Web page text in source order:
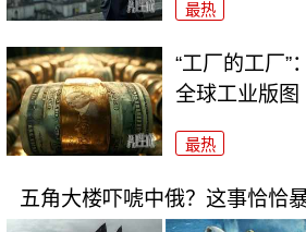
最热
“工厂的工厂”
全球工业版图
最热
五角大楼吓唬中俄？这事恰恰